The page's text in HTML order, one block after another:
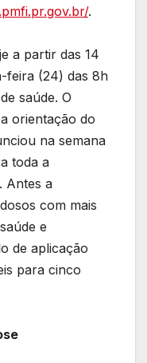
.
a partir das 14
feira (24) das 8h
saúde. O
orientação do
na semana
toda a
Antes a
com mais
e
de aplicação
para cinco